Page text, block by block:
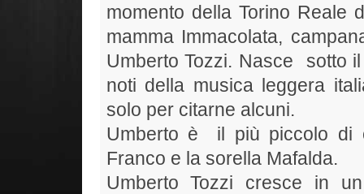
momento della Torino Reale
mamma Immacolata,
Umberto Tozzi. Nasce sotto
noti della musica leggera
solo per citarne alcuni.
Umberto è il più piccolo di
Franco e la sorella Mafalda.
Umberto Tozzi cresce in